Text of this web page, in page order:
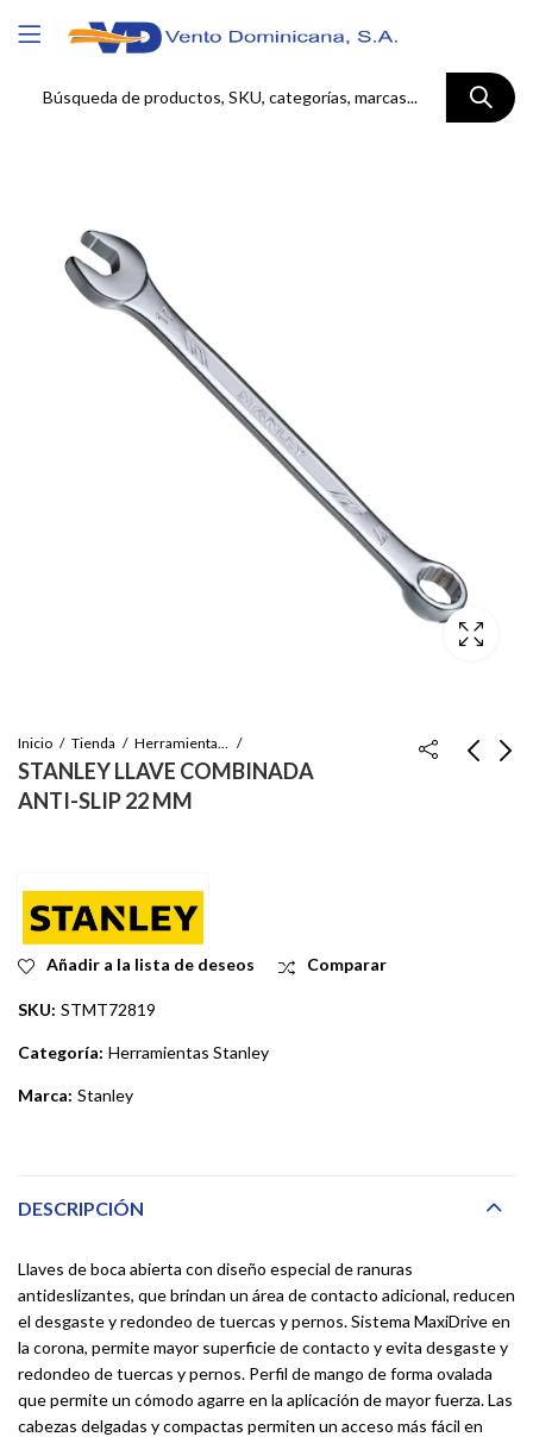
Inicio Tienda Herramientas Stanley
STANLEY LLAVE COMBINADA
ANTI-SLIP 22 MM
Añadir a la lista de deseos Comparar
SKU: STMT72819
Categoría: Herramientas Stanley
Marca: Stanley
DESCRIPCIÓN
Llaves de boca abierta con diseño especial de ranuras
antideslizantes, que brindan un área de contacto adicional, reducen
el desgaste y redondeo de tuercas y pernos. Sistema MaxiDrive en
la corona, permite mayor superficie de contacto y evita desgaste y
redondeo de tuercas y pernos. Perfil de mango de forma ovalada
que permite un cómodo agarre en la aplicación de mayor fuerza. Las
cabezas delgadas y compactas permiten un acceso más fácil en